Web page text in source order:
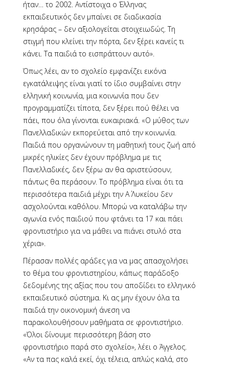
ήταν… το 2002. Αντίστοιχα ο Έλληνας
εκπαιδευτικός δεν μπαίνει σε διαδικασία
κρησάρας – δεν αξιολογείται στοιχειωδώς. Τη
στιγμή που κλείνει την πόρτα, δεν ξέρει κανείς τι
κάνει. Τα παιδιά το εισπράττουν αυτό».
Όπως λέει, αν το σχολείο εμφανίζει εικόνα
εγκατάλειψης είναι γιατί το ίδιο συμβαίνει στην
ελληνική κοινωνία, μια κοινωνία που δεν
προγραμματίζει τίποτα, δεν ξέρει πού θέλει να
πάει, που όλα γίνονται ευκαιριακά. «Ο μύθος των
Πανελλαδικών εκπορεύεται από την κοινωνία.
Παιδιά που οργανώνουν τη μαθητική τους ζωή από
μικρές ηλικίες δεν έχουν πρόβλημα με τις
Πανελλαδικές, δεν ξέρω αν θα αριστεύσουν,
πάντως θα περάσουν. Το πρόβλημα είναι ότι τα
περισσότερα παιδιά μέχρι την Α΄ Λυκείου δεν
ασχολούνται καθόλου. Μπορώ να καταλάβω την
αγωνία ενός παιδιού που φτάνει τα 17 και πάει
φροντιστήριο για να μάθει να πιάνει στυλό στα
χέρια».
Πέρασαν πολλές αράδες για να μας απασχολήσει
το θέμα του φροντιστηρίου, κάπως παράδοξο
δεδομένης της αξίας που του αποδίδει το ελληνικό
εκπαιδευτικό σύστημα. Κι ας μην έχουν όλα τα
παιδιά την οικονομική άνεση να
παρακολουθήσουν μαθήματα σε φροντιστήριο.
«Όλοι δίνουμε περισσότερη βάση στο
φροντιστήριο παρά στο σχολείο», λέει ο Άγγελος.
«Αν τα πας καλά εκεί, όχι τέλεια, απλώς καλά, στο